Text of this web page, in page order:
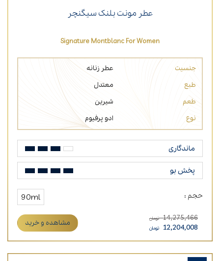
عطر مونت بلنک سیگنچر
Signature Montblanc For Women
جنسیت
عطر زنانه
طبع
معتدل
طعم
شیرین
نوع
ادو پرفیوم
ماندگاری
پخش بو
حجم : 90ml
14,275,466 تومان
12,204,008 تومان
مشاهده و خرید